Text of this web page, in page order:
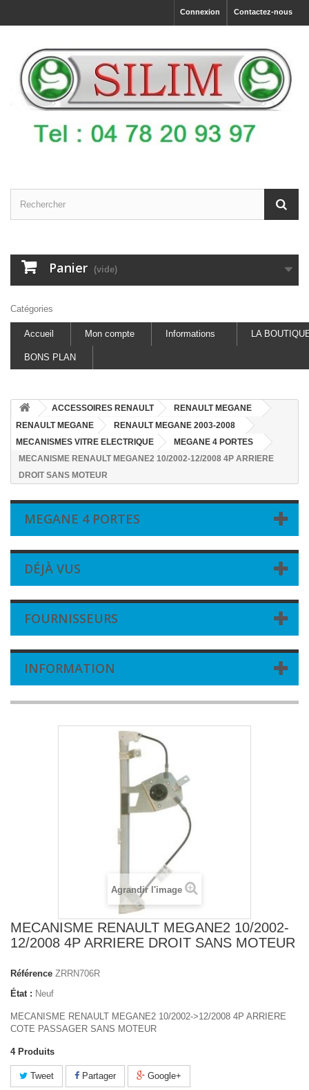
Contactez-nous
Connexion
Panier (vide)
Catégories
Accueil Mon compte Informations LA
BONS PLAN
ACCESSOIRES RENAULT
RENAULT MEGANE
RENAULT MEGANE
RENAULT MEGANE 2003-2008
MECANISMES VITRE ELECTRIQUE
MEGANE 4 PORTES
MECANISME RENAULT MEGANE2 10/2002-12/2008 4P ARRIERE
DROIT SANS MOTEUR
MEGANE 4 PORTES
DÉJÀ VUS
FOURNISSEURS
INFORMATION
Agrandir l'image
MECANISME RENAULT MEGANE2 10/2002-
12/2008 4P ARRIERE DROIT SANS MOTEUR
Référence ZRRN706R
État : Neuf
MECANISME RENAULT MEGANE2 10/2002->12/2008 4P ARRIERE
COTE PASSAGER SANS MOTEUR
4 Produits
Tweet Partager Google+